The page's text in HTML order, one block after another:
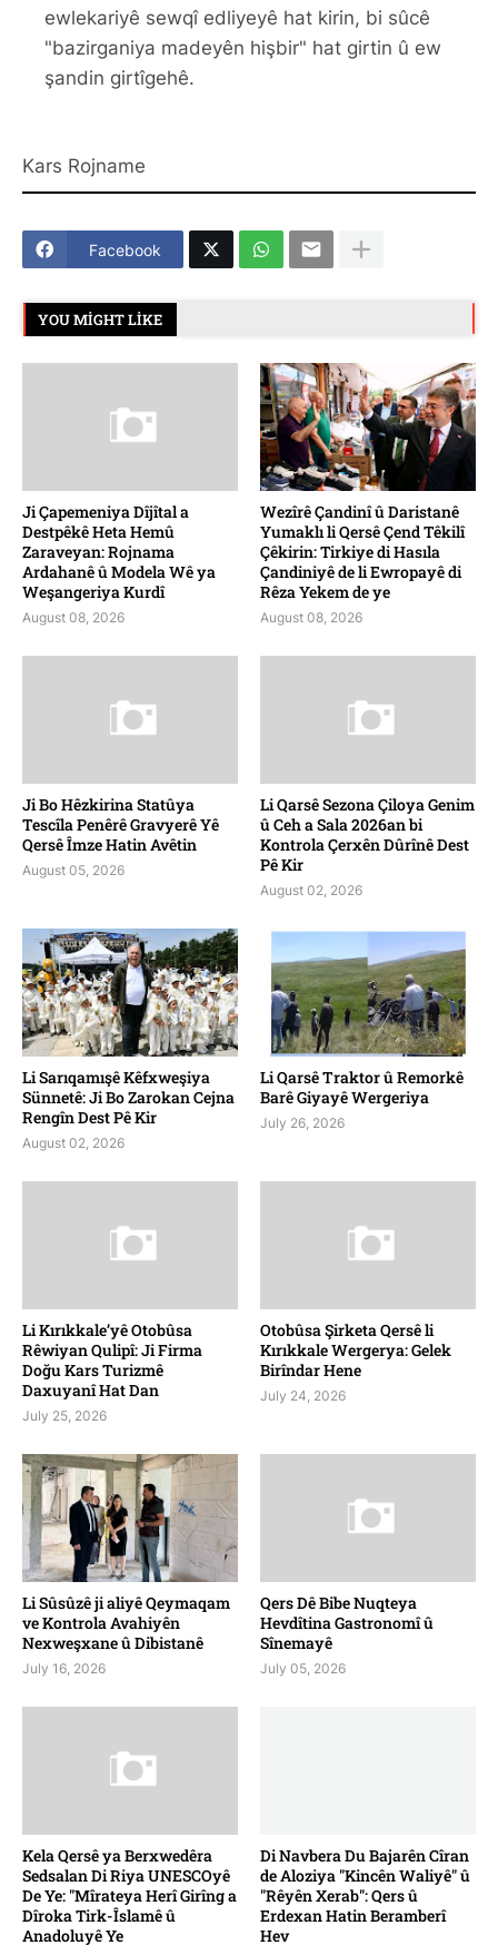
ewlekariyê sewqî edliyeyê hat kirin, bi sûcê
"bazirganiya madeyên hişbir" hat girtin û ew
şandin girtîgehê.
Kars Rojname
Facebook
YOU MIGHT LIKE
Ji Çapemeniya Dîjîtal a
Destpêkê Heta Hemû
Zaraveyan: Rojnama
Ardahanê û Modela Wê ya
Weşangeriya Kurdî
August 08, 2026
Wezîrê Çandinî û Daristanê
Yumaklı li Qersê Çend Têkilî
Çêkirin: Tirkiye di Hasıla
Çandiniyê de li Ewropayê di
Rêza Yekem de ye
August 08, 2026
Ji Bo Hêzkirina Statûya
Tescîla Penêrê Gravyerê Yê
Qersê Îmze Hatin Avêtin
August 05, 2026
Li Qarsê Sezona Çiloya Genim
û Ceh a Sala 2026an bi
Kontrola Çerxên Dûrînê Dest
Pê Kir
August 02, 2026
Li Sarıqamışê Kêfxweşiya
Sünnetê: Ji Bo Zarokan Cejna
Rengîn Dest Pê Kir
August 02, 2026
Li Qarsê Traktor û Remorkê
Barê Giyayê Wergeriya
July 26, 2026
Li Kırıkkale’yê Otobûsa
Rêwiyan Qulipî: Ji Firma
Doğu Kars Turizmê
Daxuyanî Hat Dan
July 25, 2026
Otobûsa Şirketa Qersê li
Kırıkkale Wergerya: Gelek
Birîndar Hene
July 24, 2026
Li Sûsûzê ji aliyê Qeymaqam
ve Kontrola Avahiyên
Nexweşxane û Dibistanê
July 16, 2026
Qers Dê Bibe Nuqteya
Hevdîtina Gastronomî û
Sînemayê
July 05, 2026
Kela Qersê ya Berxwedêra
Sedsalan Di Riya UNESCOyê
De Ye: "Mîrateya Herî Girîng a
Dîroka Tirk-Îslamê û
Anadoluyê Ye
Di Navbera Du Bajarên Cîran
de Aloziya "Kincên Waliyê" û
"Rêyên Xerab": Qers û
Erdexan Hatin Beramberî
Hev